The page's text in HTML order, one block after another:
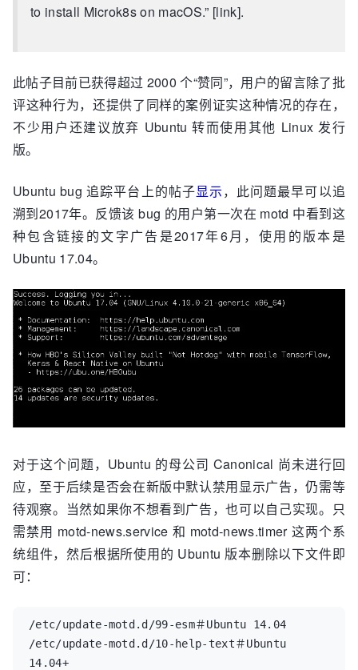
to install Microk8s on macOS.” [link].
此帖子目前已获得超过 2000 个“赞同”，用户的留言除了批
评这种行为，还提供了同样的案例证实这种情况的存在，
不少用户还建议放弃 Ubuntu 转而使用其他 Linux 发行
版。
Ubuntu bug 追踪平台上的帖子显示，此问题最早可以追
溯到2017年。反馈该 bug 的用户第一次在 motd 中看到这
种包含链接的文字广告是2017年6月，使用的版本是
Ubuntu 17.04。
对于这个问题，Ubuntu 的母公司 Canonical 尚未进行回
应，至于后续是否会在新版中默认禁用显示广告，仍需等
待观察。当然如果你不想看到广告，也可以自己实现。只
需禁用 motd-news.service 和 motd-news.timer 这两个系
统组件，然后根据所使用的 Ubuntu 版本删除以下文件即
可：
/etc/update-motd.d/99-esm＃Ubuntu 14.04
/etc/update-motd.d/10-help-text＃Ubuntu
14.04+